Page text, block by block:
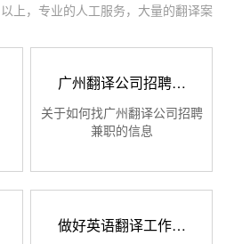
上，专业的人工服务，大量的翻译案
广州翻译公司招聘…
关于如何找广州翻译公司招聘
兼职的信息
做好英语翻译工作…